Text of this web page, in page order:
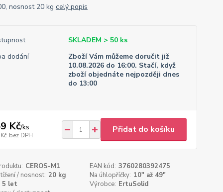
nosnost 20 kg celý popis
SKLADEM > 50 ks
dodání
Zboží Vám můžeme doručit již
10.08.2026 do 16:00. Stačí, když
zboží objednáte nejpozději dnes
do 13:00
Kč/ks
bez DPH
Přidat do košíku
CEROS-M1 EAN kód: 3760280392475
/ nosnost: 20 kg Na úhlopříčky: 10" až 49"
5 let
Výrobce: ErtuSolid